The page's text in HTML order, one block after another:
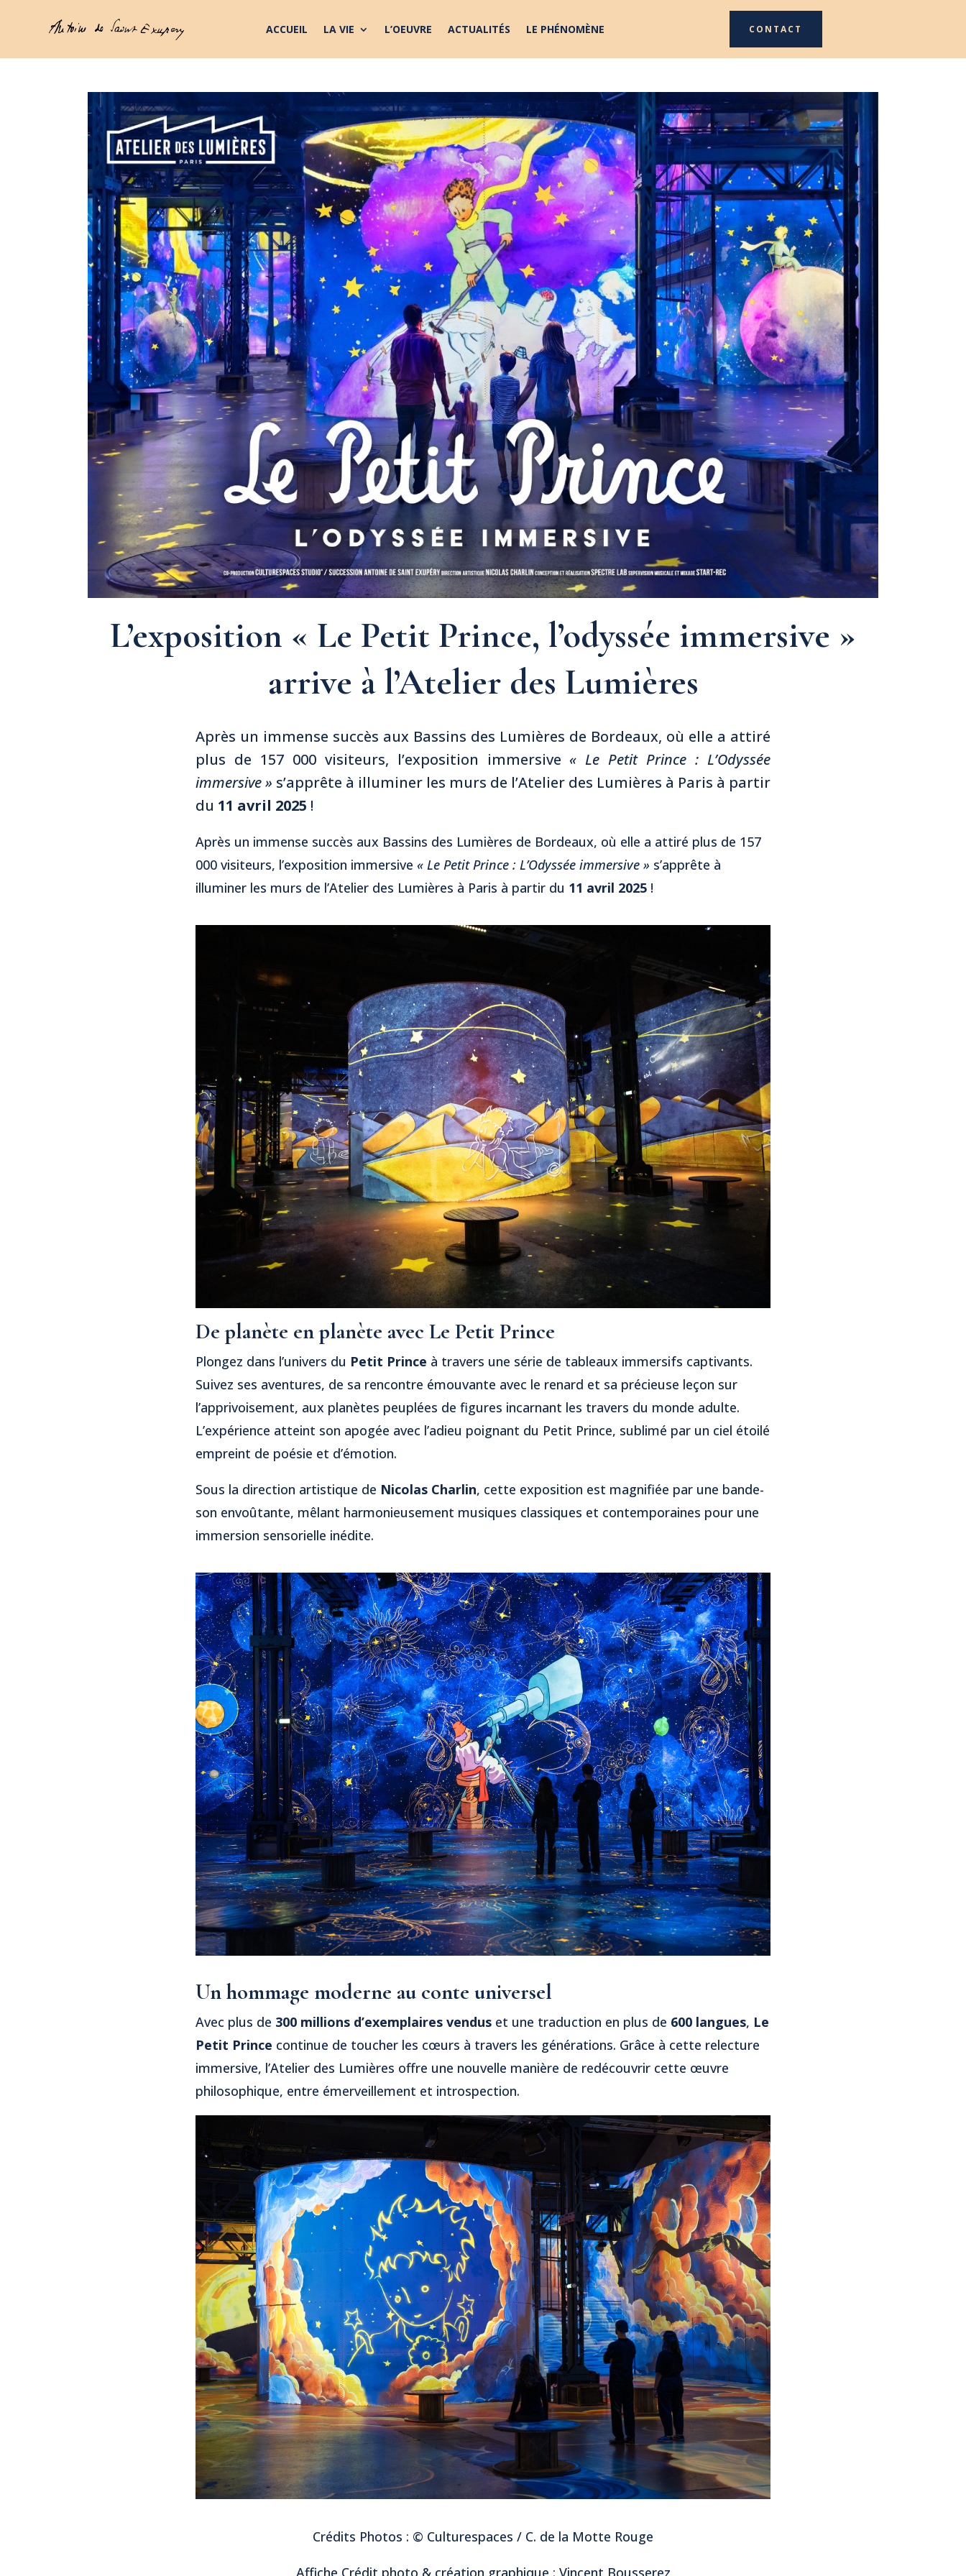
ACCUEIL LA VIE L’OEUVRE ACTUALITÉS LE PHÉNOMÈNE CONTACT
L’exposition « Le Petit Prince, l’odyssée immersive »
arrive à l’Atelier des Lumières
Après un immense succès aux Bassins des Lumières de Bordeaux, où elle a attiré
plus de 157 000 visiteurs, l’exposition immersive« Le Petit Prince : L’Odyssée
immersive » s’apprête à illuminer les murs de l’Atelier des Lumières à Paris à partir
du 11 avril 2025 !
Après un immense succès aux Bassins des Lumières de Bordeaux, où elle a attiré plus de 157
000 visiteurs, l’exposition immersive « Le Petit Prince : L’Odyssée immersive » s’apprête à
illuminer les murs de l’Atelier des Lumières à Paris à partir du 11 avril 2025 !
De planète en planète avec Le Petit Prince
Plongez dans l’univers du Petit Prince à travers une série de tableaux immersifs captivants.
Suivez ses aventures, de sa rencontre émouvante avec le renard et sa précieuse leçon sur
l’apprivoisement, aux planètes peuplées de figures incarnant les travers du monde adulte.
L’expérience atteint son apogée avec l’adieu poignant du Petit Prince, sublimé par un ciel étoilé
empreint de poésie et d’émotion.
Sous la direction artistique de Nicolas Charlin, cette exposition est magnifiée par une bande-
son envoûtante, mêlant harmonieusement musiques classiques et contemporaines pour une
immersion sensorielle inédite.
Un hommage moderne au conte universel
Avec plus de 300 millions d’exemplaires vendus et une traduction en plus de 600 langues, Le
Petit Prince continue de toucher les cœurs à travers les générations. Grâce à cette relecture
immersive, l’Atelier des Lumières offre une nouvelle manière de redécouvrir cette œuvre
philosophique, entre émerveillement et introspection.
Crédits Photos : © Culturespaces / C. de la Motte Rouge
Affiche Crédit photo & création graphique : Vincent Bousserez